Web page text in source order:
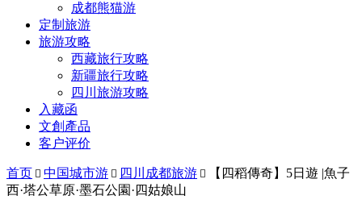
成都熊猫游
定制旅游
旅游攻略
西藏旅行攻略
新疆旅行攻略
四川旅游攻略
入藏函
文創產品
客户评价
首页  中国城市游  四川成都旅游 
【四稻傳奇】5日遊 |魚子
西·塔公草原·墨石公園·四姑娘山